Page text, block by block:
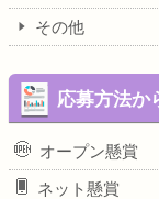
その他
応募方法か
オープン懸賞
ネット懸賞